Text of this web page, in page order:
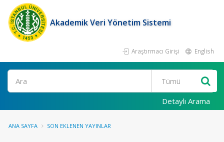
Akademik Veri Yönetim Sistemi
Araştırmacı Girişi English
Ara
Detaylı Arama
ANA SAYFA SON EKLENEN YAYINLAR